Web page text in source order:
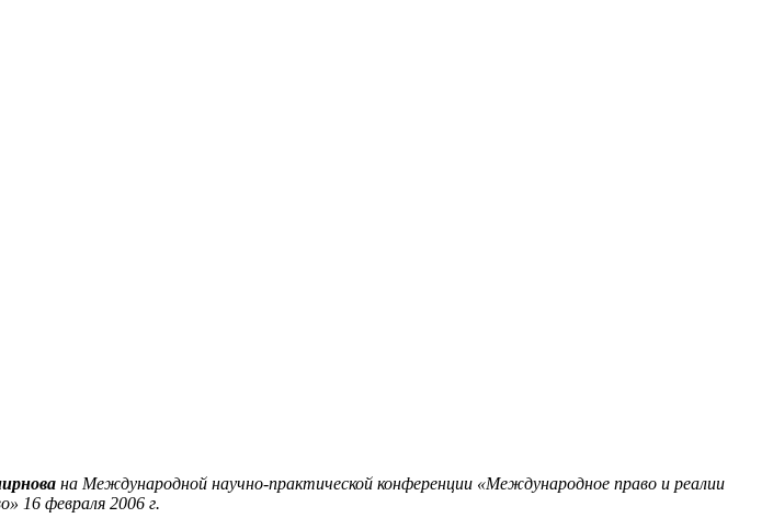
на Международной научно-практической конференции «Международное право и реалии
16 февраля 2006 г.